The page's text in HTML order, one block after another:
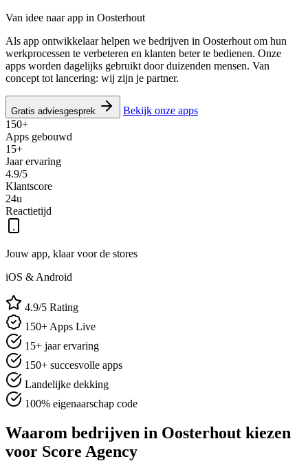
Van idee naar app in Oosterhout
Als app ontwikkelaar helpen we bedrijven in Oosterhout om hun
werkprocessen te verbeteren en klanten beter te bedienen. Onze
apps worden dagelijks gebruikt door duizenden mensen. Van
concept tot lancering: wij zijn je partner.
Gratis adviesgesprek
Bekijk onze apps
150+
Apps gebouwd
15+
Jaar ervaring
4.9/5
Klantscore
24u
Reactietijd
Jouw app, klaar voor de stores
iOS & Android
4.9/5 Rating
150+ Apps Live
15+ jaar ervaring
150+ succesvolle apps
Landelijke dekking
100% eigenaarschap code
Waarom bedrijven in Oosterhout kiezen
voor Score Agency